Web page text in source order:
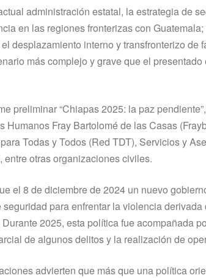
administración estatal, la estrategia de
en las regiones fronterizas con
desplazamiento interno y transfronterizo de
más complejo y grave que el
preliminar “Chiapas 2025: la paz
Humanos Fray Bartolomé de las Casas
Todas y Todos (Red TDT), Servicios y
entre otras organizaciones civiles.
el 8 de diciembre de 2024 un nuevo
seguridad para enfrentar la violencia
2025, esta política fue acompañada
de algunos delitos y la realización de
advierten que más que una política